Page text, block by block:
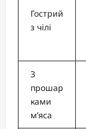
Гострий
з чілі
З
прошар
ками
м’яса